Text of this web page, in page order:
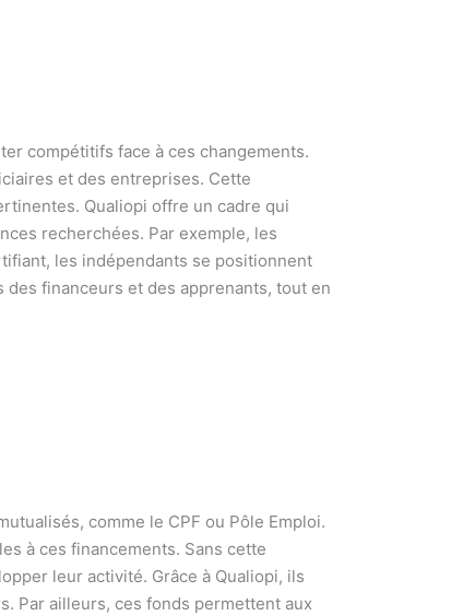
compétitifs face à ces changements.
et des entreprises. Cette
Qualiopi offre un cadre qui
recherchées. Par exemple, les
les indépendants se positionnent
financeurs et des apprenants, tout en
comme le CPF ou Pôle Emploi.
à ces financements. Sans cette
leur activité. Grâce à Qualiopi, ils
Par ailleurs, ces fonds permettent aux